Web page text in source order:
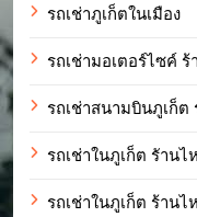
รถเช่าภูเก็ตในเมือง
รถเช่ามอเตอร์ไซค์
รถเช่าสนามบินภูเก็ต
รถเช่าในภูเก็ต รัานไ
รถเช่าในภูเก็ต ร้านไ